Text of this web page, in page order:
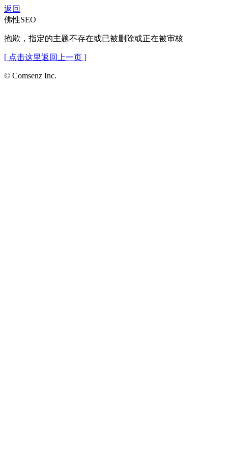
返回
佛性SEO
抱歉，指定的主题不存在或已被删除或正在被审核
[ 点击这里返回上一页 ]
© Comsenz Inc.